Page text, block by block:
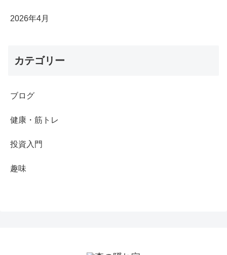
2026年4月
カテゴリー
ブログ
健康・筋トレ
投資入門
趣味